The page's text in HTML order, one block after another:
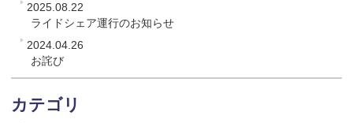
2025.08.22
ライドシェア運行のお知らせ
2024.04.26
お詫び
カテゴリ